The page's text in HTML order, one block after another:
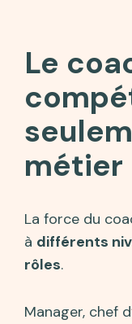
Le
métier
La force du
à différents
rôles.
Manager, chef